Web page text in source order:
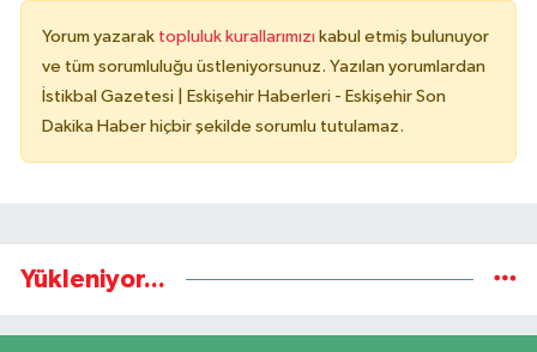
Yorum yazarak topluluk kurallarımızı kabul etmiş bulunuyor
ve tüm sorumluluğu üstleniyorsunuz. Yazılan yorumlardan
İstikbal Gazetesi | Eskişehir Haberleri - Eskişehir Son
Dakika Haber hiçbir şekilde sorumlu tutulamaz.
Yükleniyor...